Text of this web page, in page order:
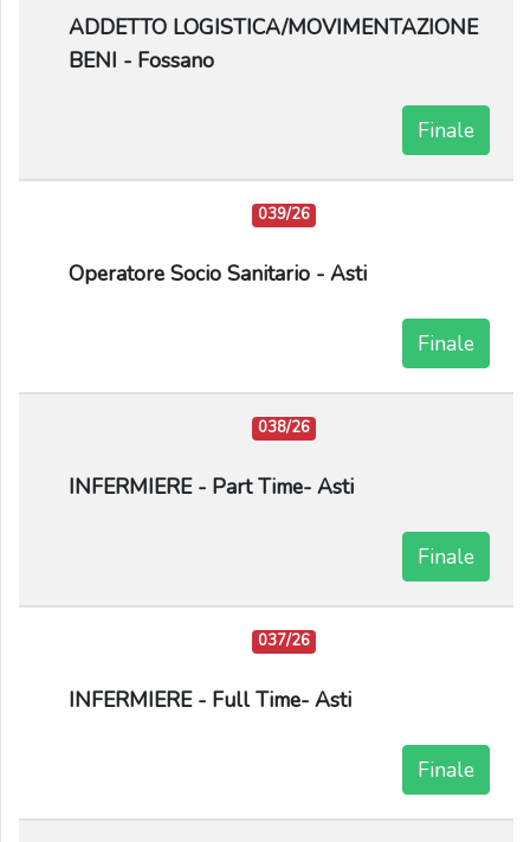
ADDETTO LOGISTICA/MOVIMENTAZIONE
BENI - Fossano
Finale
039/26
Operatore Socio Sanitario - Asti
Finale
038/26
INFERMIERE - Part Time- Asti
Finale
037/26
INFERMIERE - Full Time- Asti
Finale